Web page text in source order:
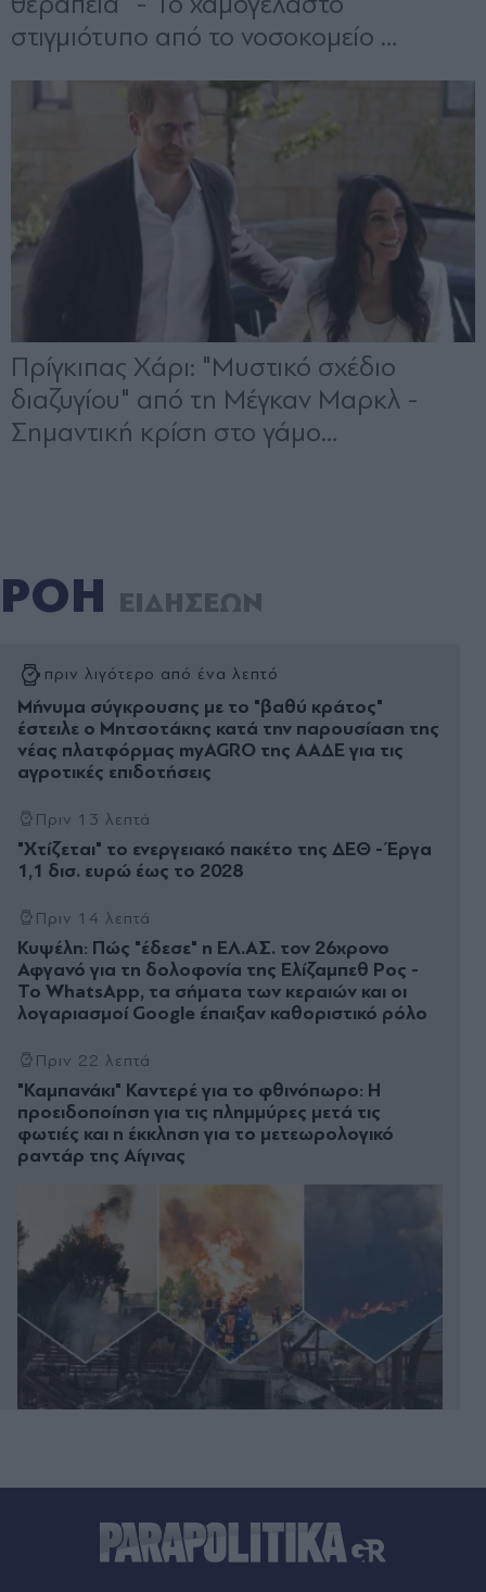
ΡΟΗ ΕΙΔΗΣΕΩΝ
πριν λιγότερο από ένα λεπτό
Μήνυμα σύγκρουσης με το "βαθύ κράτος"
έστειλε ο Μητσοτάκης κατά την παρουσίαση της
νέας πλατφόρμας myAGRO της ΑΑΔΕ για τις
αγροτικές επιδοτήσεις
Πριν 13 λεπτά
"Χτίζεται" το ενεργειακό πακέτο της ΔΕΘ - Έργα
1,1 δισ. ευρώ έως το 2028
Πριν 14 λεπτά
Κυψέλη: Πώς "έδεσε" η ΕΛ.ΑΣ. τον 26χρονο
Αφγανό για τη δολοφονία της Ελίζαμπεθ Ρος -
Το WhatsApp, τα σήματα των κεραιών και οι
λογαριασμοί Google έπαιξαν καθοριστικό ρόλο
Πριν 22 λεπτά
"Καμπανάκι" Καντερέ για το φθινόπωρο: Η
προειδοποίηση για τις πλημμύρες μετά τις
φωτιές και η έκκληση για το μετεωρολογικό
ραντάρ της Αίγινας
Χέγσκεθ" - Έβαλε τέλος στα σενάρια περί ρήξης